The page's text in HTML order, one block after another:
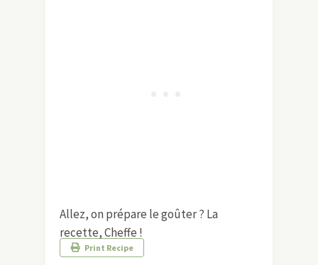
Allez, on prépare le goûter ? La
recette, Cheffe !
Print Recipe